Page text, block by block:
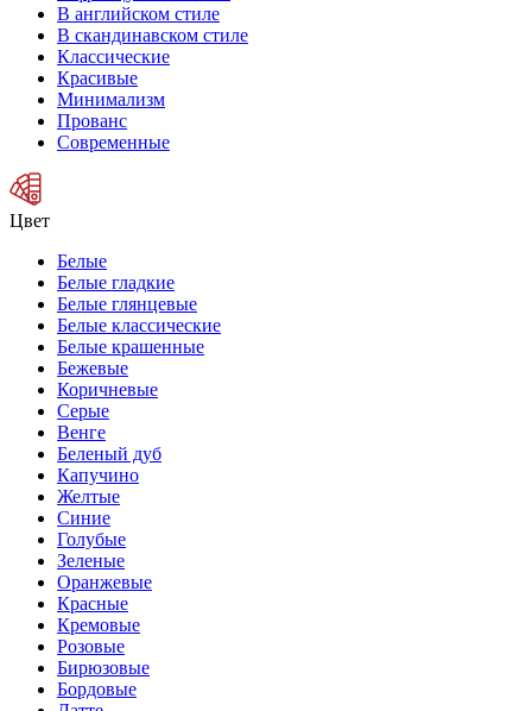
В английском стиле
В скандинавском стиле
Классические
Красивые
Минимализм
Прованс
Современные
Цвет
Белые
Белые гладкие
Белые глянцевые
Белые классические
Белые крашенные
Бежевые
Коричневые
Серые
Венге
Беленый дуб
Капучино
Желтые
Синие
Голубые
Зеленые
Оранжевые
Красные
Кремовые
Розовые
Бирюзовые
Бордовые